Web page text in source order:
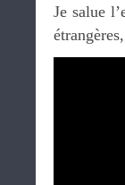
Je salue